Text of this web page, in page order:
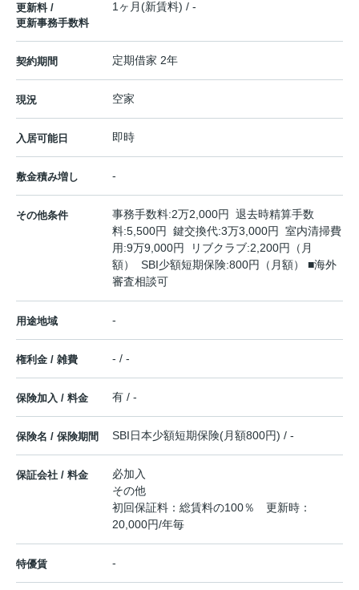
更新料 /
更新事務手数料
1ヶ月(新賃料) / -
契約期間 定期借家 2年
現況 空家
入居可能日 即時
敷金積み増し -
その他条件
事務手数料:2万2,000円 退去時精算手数
料:5,500円 鍵交換代:3万3,000円 室内清掃費
用:9万9,000円 リブクラブ:2,200円（月
額） SBI少額短期保険:800円（月額） ■海外
審査相談可
用途地域 -
権利金 / 雑費 - / -
保険加入 / 料金 有 / -
保険名 / 保険期間 SBI日本少額短期保険(月額800円) / -
保証会社 / 料金
必加入
その他
初回保証料：総賃料の100％ 更新時：
20,000円/年毎
特優賃 -